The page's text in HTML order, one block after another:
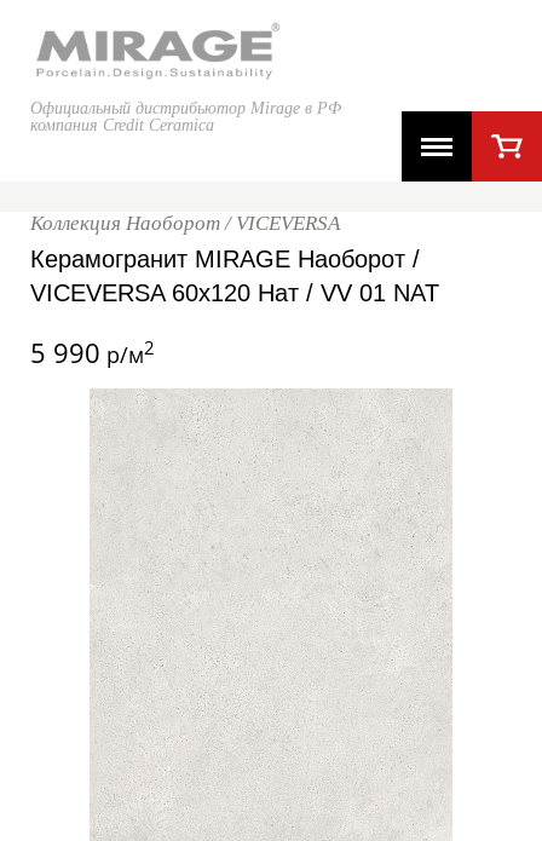
Официальный дистрибьютор Mirage в РФ
компания Credit Ceramica
Коллекция Наоборот / VICEVERSA
Керамогранит MIRAGE Наоборот /
VICEVERSA 60x120 Нат / VV 01 NAT
5 990 р/м2